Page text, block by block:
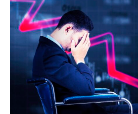
SUBSCRIBE
Welcome to Liberty Case
We have a curated list of the most
across the globe. With any
exclusive articlesthat let you stay
Your Profile